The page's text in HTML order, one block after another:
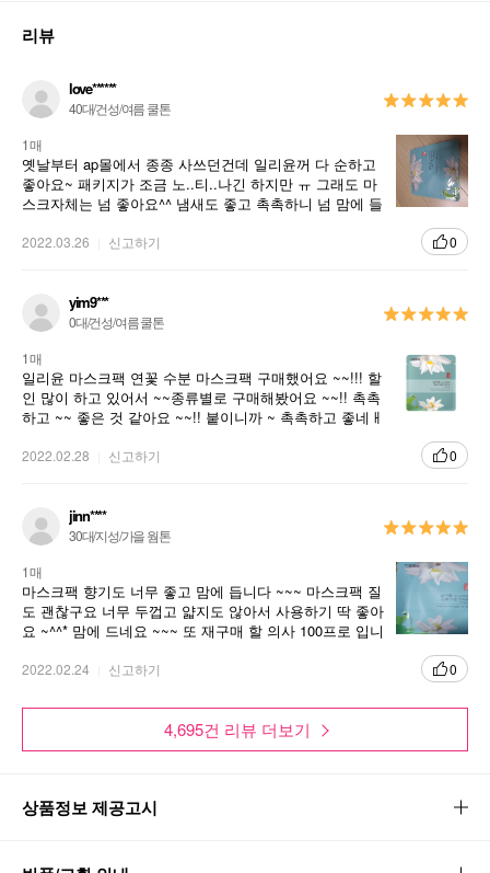
리뷰
love******
40대/건성/여름 쿨톤
1매
옛날부터 ap몰에서 종종 사쓰던건데 일리윤꺼 다 순하고
좋아요~ 패키지가 조금 노..티..나긴 하지만 ㅠ 그래도 마
스크자체는 넘 좋아요^^ 냄새도 좋고 촉촉하니 넘 맘에 들
2022.03.26 신고하기 0
yim9***
0대/건성/여름 쿨톤
1매
일리윤 마스크팩 연꽃 수분 마스크팩 구매했어요 ~~!!! 할
인 많이 하고 있어서 ~~종류별로 구매해봤어요 ~~!! 촉촉
하고 ~~ 좋은 것 같아요 ~~!! 붙이니까 ~ 촉촉하고 좋네ㅐ
2022.02.28 신고하기 0
jinn****
30대/지성/가을 웜톤
1매
마스크팩 향기도 너무 좋고 맘에 듭니다 ~~~ 마스크팩 질
도 괜찮구요 너무 두껍고 얇지도 않아서 사용하기 딱 좋아
요 ~^^* 맘에 드네요 ~~~ 또 재구매 할 의사 100프로 입니
2022.02.24 신고하기 0
4,695건 리뷰 더보기
상품정보 제공고시